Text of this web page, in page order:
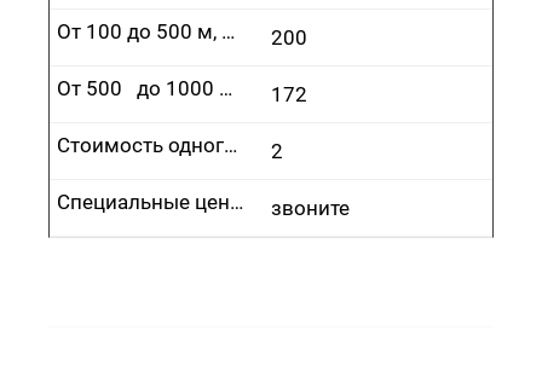
200
От 100 до 500 м, руб.
172
От 500 до 1000 м, руб.
2
Стоимость одного врезания, руб.
звоните
Специальные цены